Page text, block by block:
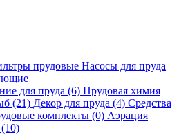
прудовые Насосы для пруда
для пруда (6) Прудовая химия
(21) Декор для пруда (4) Средства
комплекты (0) Аэрация
(10)